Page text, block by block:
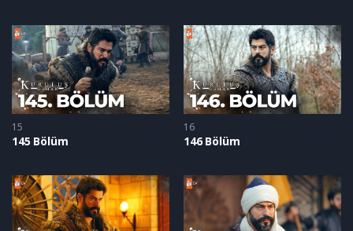
15
145 Bölüm
16
146 Bölüm